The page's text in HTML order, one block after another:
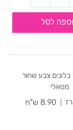
לסל
מארז 10 בלונים צבע שחור
מטאלי
8.90 ש"ח